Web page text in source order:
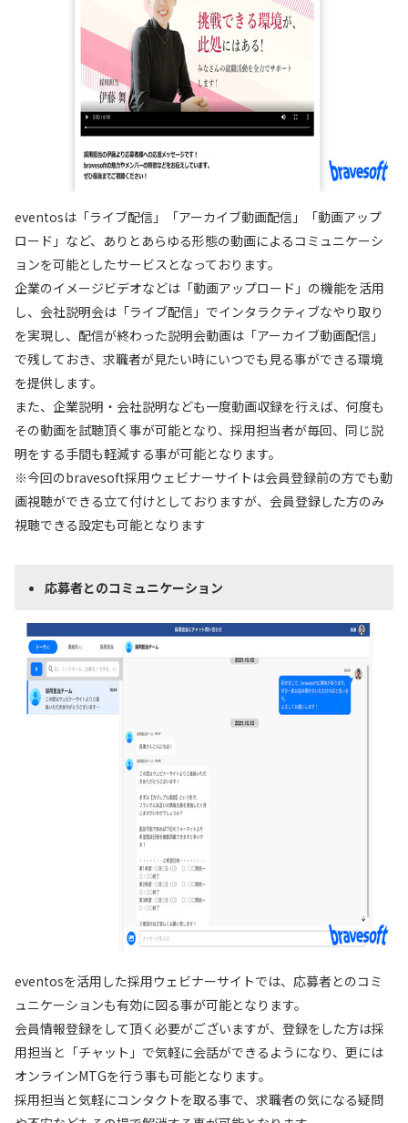
eventosは「ライブ配信」「アーカイブ動画配信」「動画アップ
ロード」など、ありとあらゆる形態の動画によるコミュニケーシ
ョンを可能としたサービスとなっております。
企業のイメージビデオなどは「動画アップロード」の機能を活用
し、会社説明会は「ライブ配信」でインタラクティブなやり取り
を実現し、配信が終わった説明会動画は「アーカイブ動画配信」
で残しておき、求職者が見たい時にいつでも見る事ができる環境
を提供します。
また、企業説明・会社説明なども一度動画収録を行えば、何度も
その動画を試聴頂く事が可能となり、採用担当者が毎回、同じ説
明をする手間も軽減する事が可能となります。
※今回のbravesoft採用ウェビナーサイトは会員登録前の方でも動
画視聴ができる立て付けとしておりますが、会員登録した方のみ
視聴できる設定も可能となります
応募者とのコミュニケーション
eventosを活用した採用ウェビナーサイトでは、応募者とのコミ
ュニケーションも有効に図る事が可能となります。
会員情報登録をして頂く必要がございますが、登録をした方は採
用担当と「チャット」で気軽に会話ができるようになり、更には
オンラインMTGを行う事も可能となります。
採用担当と気軽にコンタクトを取る事で、求職者の気になる疑問